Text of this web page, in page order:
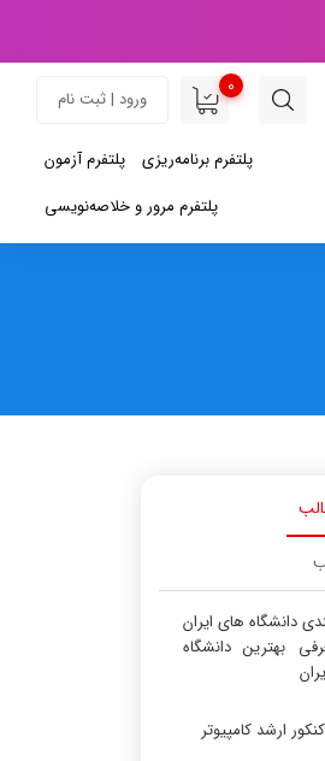
0
ورود | ثبت نام
پلتفرم آزمون
پلتفرم برنامه‌ریزی
پلتفرم مرور و خلاصه‌نویسی
دانشگاه های ایران
بهترین دانشگاه
ارشد کامپیوتر